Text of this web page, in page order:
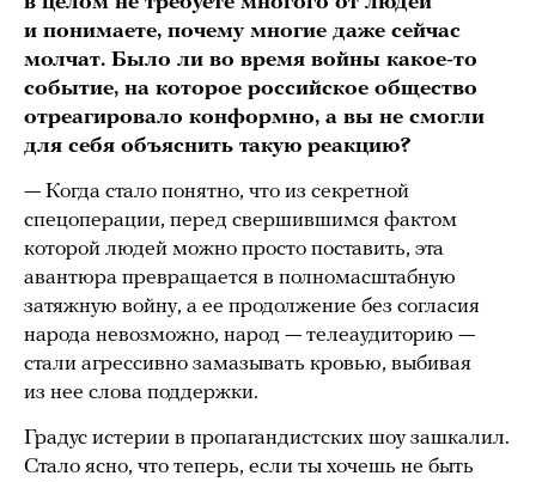
и понимаете, почему многие даже сейчас
молчат. Было ли во время войны какое-то
событие, на которое российское общество
отреагировало конформно, а вы не смогли
для себя объяснить такую реакцию?
— Когда стало понятно, что из секретной
спецоперации, перед свершившимся фактом
которой людей можно просто поставить, эта
авантюра превращается в полномасштабную
затяжную войну, а ее продолжение без согласия
народа невозможно, народ — телеаудиторию —
стали агрессивно замазывать кровью, выбивая
из нее слова поддержки.
Градус истерии в пропагандистских шоу зашкалил.
Стало ясно, что теперь, если ты хочешь не быть